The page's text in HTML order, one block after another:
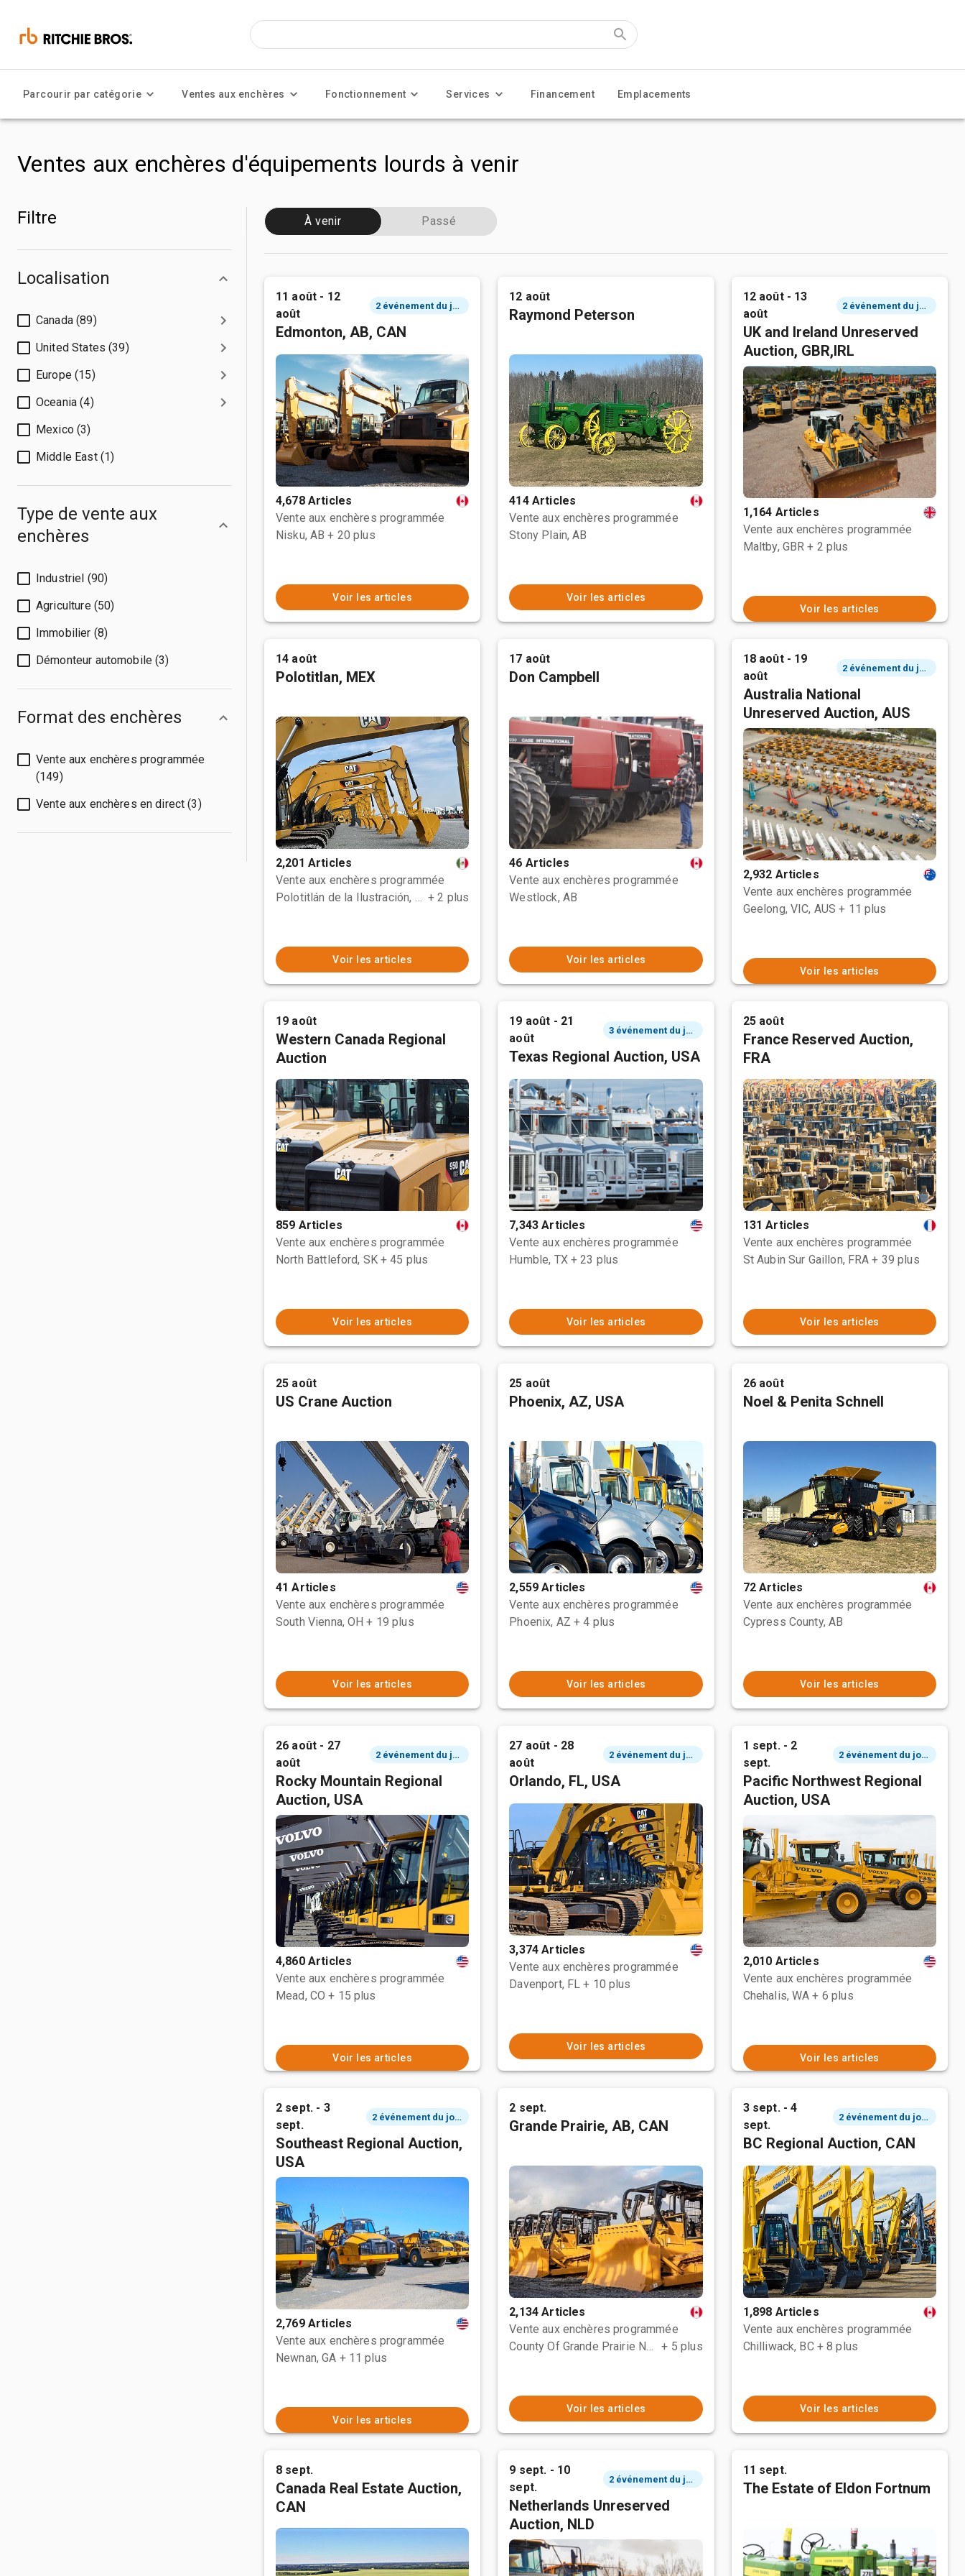
Parcourir par catégorie Ventes aux enchères Fonctionnement Services Financement Emplacements
Ventes aux enchères d'équipements lourds à venir
Filtre
Localisation
Canada (89)
United States (39)
Europe (15)
Oceania (4)
Mexico (3)
Middle East (1)
Type de vente aux
enchères
Industriel (90)
Agriculture (50)
Immobilier (8)
Démonteur automobile (3)
Format des enchères
Vente aux enchères programmée
(149)
Vente aux enchères en direct (3)
À venir Passé
11 août - 12
août
2 événement du jour
Edmonton, AB, CAN
4,678 Articles
Vente aux enchères programmée
Nisku, AB + 20 plus
Voir les articles
12 août
Raymond Peterson
414 Articles
Vente aux enchères programmée
Stony Plain, AB
Voir les articles
12 août - 13
août
2 événement du jour
UK and Ireland Unreserved
Auction, GBR,IRL
1,164 Articles
Vente aux enchères programmée
Maltby, GBR + 2 plus
Voir les articles
14 août
Polotitlan, MEX
2,201 Articles
Vente aux enchères programmée
Polotitlán de la Ilustración, MEX + 2 plus
Voir les articles
17 août
Don Campbell
46 Articles
Vente aux enchères programmée
Westlock, AB
Voir les articles
18 août - 19
août
2 événement du jour
Australia National
Unreserved Auction, AUS
2,932 Articles
Vente aux enchères programmée
Geelong, VIC, AUS + 11 plus
Voir les articles
19 août
Western Canada Regional
Auction
859 Articles
Vente aux enchères programmée
North Battleford, SK + 45 plus
Voir les articles
19 août - 21
août
3 événement du jour
Texas Regional Auction, USA
7,343 Articles
Vente aux enchères programmée
Humble, TX + 23 plus
Voir les articles
25 août
France Reserved Auction,
FRA
131 Articles
Vente aux enchères programmée
St Aubin Sur Gaillon, FRA + 39 plus
Voir les articles
25 août
US Crane Auction
41 Articles
Vente aux enchères programmée
South Vienna, OH + 19 plus
Voir les articles
25 août
Phoenix, AZ, USA
2,559 Articles
Vente aux enchères programmée
Phoenix, AZ + 4 plus
Voir les articles
26 août
Noel & Penita Schnell
72 Articles
Vente aux enchères programmée
Cypress County, AB
Voir les articles
26 août - 27
août
2 événement du jour
Rocky Mountain Regional
Auction, USA
4,860 Articles
Vente aux enchères programmée
Mead, CO + 15 plus
Voir les articles
27 août - 28
août
2 événement du jour
Orlando, FL, USA
3,374 Articles
Vente aux enchères programmée
Davenport, FL + 10 plus
Voir les articles
1 sept. - 2
sept.
2 événement du jour
Pacific Northwest Regional
Auction, USA
2,010 Articles
Vente aux enchères programmée
Chehalis, WA + 6 plus
Voir les articles
2 sept. - 3
sept.
2 événement du jour
Southeast Regional Auction,
USA
2,769 Articles
Vente aux enchères programmée
Newnan, GA + 11 plus
Voir les articles
2 sept.
Grande Prairie, AB, CAN
2,134 Articles
Vente aux enchères programmée
County Of Grande Prairie No. 1, AB
+ 5 plus
Voir les articles
3 sept. - 4
sept.
2 événement du jour
BC Regional Auction, CAN
1,898 Articles
Vente aux enchères programmée
Chilliwack, BC + 8 plus
Voir les articles
8 sept.
Canada Real Estate Auction,
CAN
9 sept. - 10
sept.
2 événement du jour
Netherlands Unreserved
Auction, NLD
11 sept.
The Estate of Eldon Fortnum